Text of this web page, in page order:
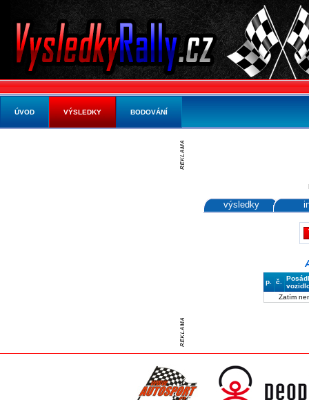
výsledky
p. č.
Zatím
ÚVOD VÝSLEDKY BODOVÁNÍ